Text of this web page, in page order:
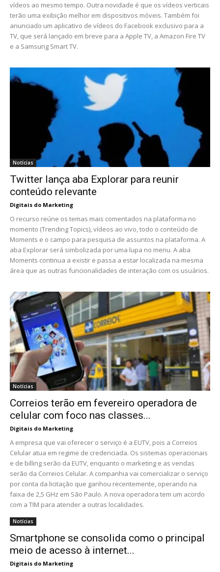
vídeos ao mesmo tempo. Outra novidade é que os vídeos verticais
terão uma exibição melhor em dispositivos móveis. Também foi
anunciado um aplicativo de vídeos do Facebook exclusivo para a
TV, que será lançado em breve para a Apple TV, a Amazon Fire TV
e a Samsung Smart TV.
Notícias
Twitter lança aba Explorar para reunir
conteúdo relevante
Digitais do Marketing
O recurso reúne os temas mais comentados na plataforma no
momento (Trending Topics), vídeos ao vivo, todo o conteúdo de
Moments e o campo para pesquisa de assuntos na plataforma. A
aba Explorar será simbolizada por uma lupa no menu. A aba
Moments continua a existir e passa a estar localizada na mesma
área que as outras funcionalidades de interação com os usuários.
Notícias
Correios terão em fevereiro operadora de
celular com foco nas classes...
Digitais do Marketing
A empresa que vai oferecer o serviço é a EUTV, pois a Correios
Celular atua em regime de credenciada. Os sistemas operacionais
e de billing serão da EUTV, enquanto o marketing e as vendas
serão da Correios Celular. A companhia vai comercializar o serviço
por conta da licitação que ganhou recentemente, operando na
faixa de 2,5 GHz em São Paulo. A nova operadora tem um acordo
com a TIM para atender a outras localidades.
Notícias
Smartphone se consolida como o principal
meio de acesso à internet...
Digitais do Marketing